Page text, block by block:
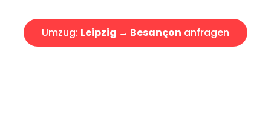
Umzug: Leipzig → Besançon anfragen